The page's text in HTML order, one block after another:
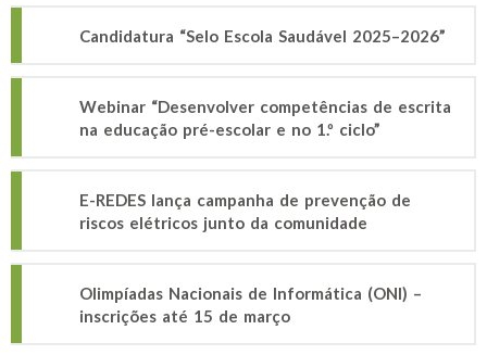
Candidatura “Selo Escola Saudável 2025–2026”
Webinar “Desenvolver competências de escrita
na educação pré-escolar e no 1.º ciclo”
E-REDES lança campanha de prevenção de
riscos elétricos junto da comunidade
Olimpíadas Nacionais de Informática (ONI) –
inscrições até 15 de março